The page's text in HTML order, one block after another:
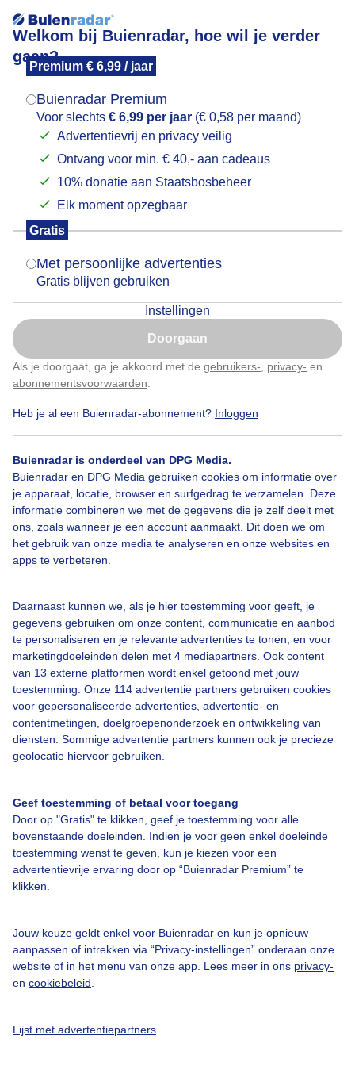
Welkom bij Buienradar, hoe wil je verder
gaan?
Premium € 6,99 / jaar
Buienradar Premium
Voor slechts € 6,99 per jaar (€ 0,58 per maand)
Advertentievrij en privacy veilig
Ontvang voor min. € 40,- aan cadeaus
10% donatie aan Staatsbosbeheer
Elk moment opzegbaar
Gratis
Met persoonlijke advertenties
Gratis blijven gebruiken
Instellingen
Doorgaan
Als je doorgaat, ga je akkoord met de gebruikers- privacy- en
abonnementsvoorwaarden
Heb je al een Buienradar-abonnement? Inloggen
Buienradar is onderdeel van DPG Media.
Buienradar en DPG Media gebruiken cookies om informatie over
je apparaat, locatie, browser en surfgedrag te verzamelen. Deze
informatie combineren we met de gegevens die je zelf deelt met
ons, zoals wanneer je een account aanmaakt. Dit doen we om
het gebruik van onze media te analyseren en onze websites en
apps te verbeteren.
Daarnaast kunnen we, als je hier toestemming voor geeft, je
gegevens gebruiken om onze content, communicatie en aanbod
te personaliseren en je relevante advertenties te tonen, en voor
marketingdoeleinden delen met 4 mediapartners. Ook content
van 13 externe platformen wordt enkel getoond met jouw
toestemming. Onze 114 advertentie partners gebruiken cookies
voor gepersonaliseerde advertenties, advertentie- en
contentmetingen, doelgroepenonderzoek en ontwikkeling van
diensten. Sommige advertentie partners kunnen ook je precieze
geolocatie hiervoor gebruiken.
Geef toestemming of betaal voor toegang
Door op "Gratis" te klikken, geef je toestemming voor alle
bovenstaande doeleinden. Indien je voor geen enkel doeleinde
toestemming wenst te geven, kun je kiezen voor een
advertentievrije ervaring door op “Buienradar Premium” te
klikken.
Jouw keuze geldt enkel voor Buienradar en kun je opnieuw
aanpassen of intrekken via “Privacy-instellingen” onderaan onze
website of in het menu van onze app. Lees meer in ons privacy-
en cookiebeleid
Lijst met advertentiepartners
Kunnen we vandaag weer zonder jas werken?
Polder van Eemnes.
Winter Wolken
Bekijk slideshow
Een moment geduld aub...
Bedrijfsgegevens
Veelgestelde vragen
Contact
Adverteren
Buienradar Team
Cookie beleid
Mogen we je locatie gebruiken voor het
Indien je hier nog geen akkoord op hebt gegeven,
verschijnt er zo een pop-up uit je browser waarin
Is goed, toon de popup
Nu niet, misschien later
Klik hierom dit aan te passen